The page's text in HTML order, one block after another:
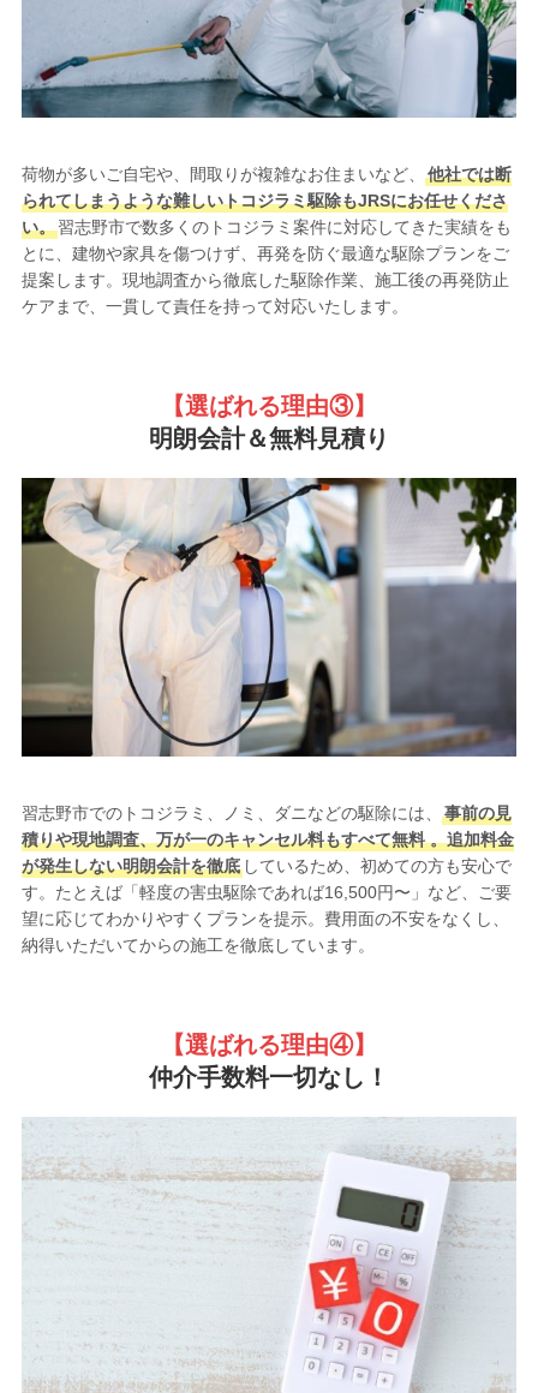
荷物が多いご自宅や、間取りが複雑なお住まいなど、
他社では断
られてしまうような難しいトコジラミ駆除もJRSにお任せくださ
い。習志野市で数多くのトコジラミ案件に対応してきた実績をも
とに、建物や家具を傷つけず、再発を防ぐ最適な駆除プランをご
提案します。現地調査から徹底した駆除作業、施工後の再発防止
ケアまで、一貫して責任を持って対応いたします。
【選ばれる理由③】
明朗会計＆無料見積り
習志野市でのトコジラミ、ノミ、ダニなどの駆除には、
事前の見
積りや現地調査、万が一のキャンセル料もすべて無料 。追加料金
が発生しない明朗会計を徹底しているため、初めての方も安心で
す。たとえば「軽度の害虫駆除であれば16,500円〜」など、ご要
望に応じてわかりやすくプランを提示。費用面の不安をなくし、
納得いただいてからの施工を徹底しています。
【選ばれる理由④】
仲介手数料一切なし！